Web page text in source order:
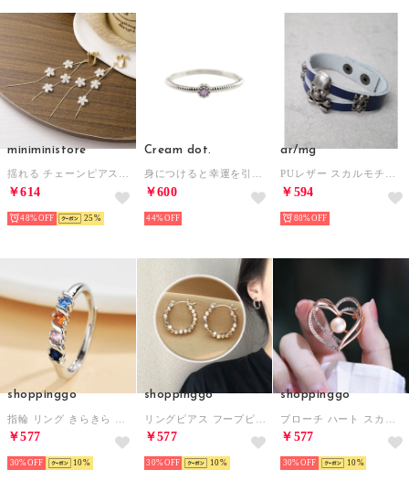
miniministore
揺れる チェーンピアス 花びらイヤリング
￥614
48% 25
Cream dot.
身につけると幸運を引き寄せる『誕生月カラーストーンリング』 （シルバー：12月）
￥600
44%
ar/mg
PUレザー スカルモチーフブレスレット （ネイビー）
￥594
80%
shoppinggo
￥577
30% 10
shoppinggo
￥577
30% 10
shoppinggo
￥577
30% 10